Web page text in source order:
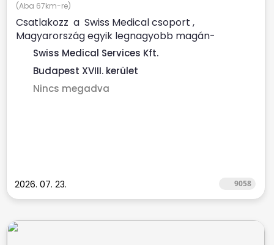
(Aba 67km-re)
Csatlakozz a Swiss Medical csoport ,
Magyarország egyik legnagyobb magán-
egészségügyi szolgáltatójához ...
Swiss Medical Services Kft.
Budapest XVIII. kerület
Nincs megadva
2026. 07. 23. 9058